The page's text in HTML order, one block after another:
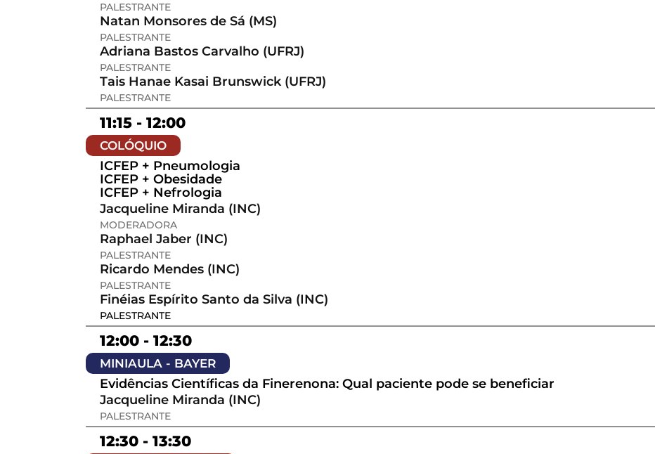
PALESTRANTE
Natan Monsores de Sá (MS)
PALESTRANTE
Adriana Bastos Carvalho (UFRJ)
PALESTRANTE
Tais Hanae Kasai Brunswick (UFRJ)
PALESTRANTE
11:15 - 12:00
COLÓQUIO
ICFEP + Pneumologia
ICFEP + Obesidade
ICFEP + Nefrologia
Jacqueline Miranda (INC)
MODERADORA
Raphael Jaber (INC)
PALESTRANTE
Ricardo Mendes (INC)
PALESTRANTE
Finéias Espírito Santo da Silva (INC)
PALESTRANTE
12:00 - 12:30
MINIAULA - BAYER
Evidências Científicas da Finerenona: Qual paciente pode se beneficiar
Jacqueline Miranda (INC)
PALESTRANTE
12:30 - 13:30